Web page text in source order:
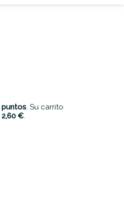
puntos. Su carrito
2,60 €.